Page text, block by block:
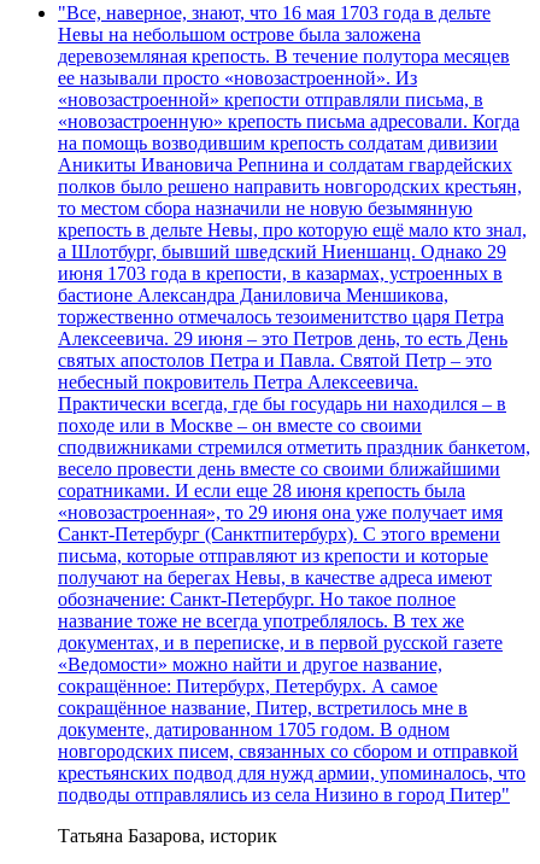
"Все, наверное, знают, что 16 мая 1703 года в дельте
Невы на небольшом острове была заложена
деревоземляная крепость. В течение полутора месяцев
ее называли просто «новозастроенной». Из
«новозастроенной» крепости отправляли письма, в
«новозастроенную» крепость письма адресовали. Когда
на помощь возводившим крепость солдатам дивизии
Аникиты Ивановича Репнина и солдатам гвардейских
полков было решено направить новгородских крестьян,
то местом сбора назначили не новую безымянную
крепость в дельте Невы, про которую ещё мало кто знал,
а Шлотбург, бывший шведский Ниеншанц. Однако 29
июня 1703 года в крепости, в казармах, устроенных в
бастионе Александра Даниловича Меншикова,
торжественно отмечалось тезоименитство царя Петра
Алексеевича. 29 июня – это Петров день, то есть День
святых апостолов Петра и Павла. Святой Петр – это
небесный покровитель Петра Алексеевича.
Практически всегда, где бы государь ни находился – в
походе или в Москве – он вместе со своими
сподвижниками стремился отметить праздник банкетом,
весело провести день вместе со своими ближайшими
соратниками. И если еще 28 июня крепость была
«новозастроенная», то 29 июня она уже получает имя
Санкт-Петербург (Санктпитербурх). С этого времени
письма, которые отправляют из крепости и которые
получают на берегах Невы, в качестве адреса имеют
обозначение: Санкт-Петербург. Но такое полное
название тоже не всегда употреблялось. В тех же
документах, и в переписке, и в первой русской газете
«Ведомости» можно найти и другое название,
сокращённое: Питербурх, Петербурх. А самое
сокращённое название, Питер, встретилось мне в
документе, датированном 1705 годом. В одном
новгородских писем, связанных со сбором и отправкой
крестьянских подвод для нужд армии, упоминалось, что
подводы отправлялись из села Низино в город Питер"
Татьяна Базарова, историк